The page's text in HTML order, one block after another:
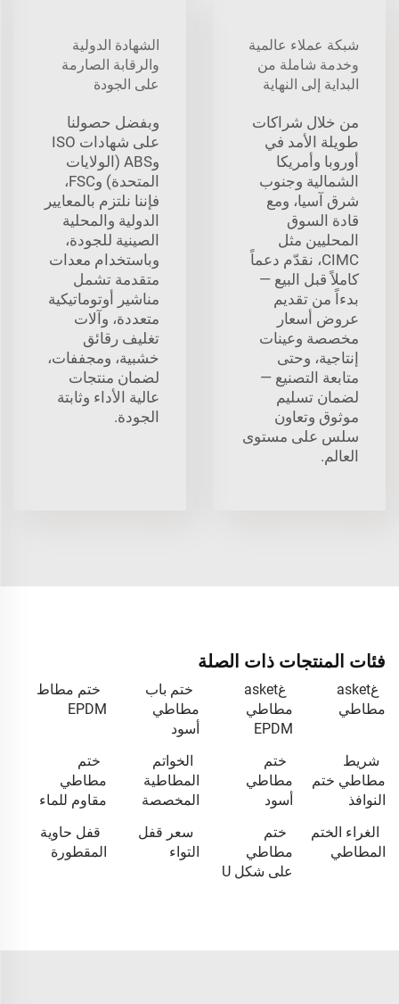
شبكة عملاء عالمية
وخدمة شاملة من
البداية إلى النهاية
من خلال شراكات
طويلة الأمد في
أوروبا وأمريكا
الشمالية وجنوب
شرق آسيا، ومع
قادة السوق
المحليين مثل
CIMC، نقدّم دعماً
كاملاً قبل البيع —
بدءاً من تقديم
عروض أسعار
مخصصة وعينات
إنتاجية، وحتى
متابعة التصنيع —
لضمان تسليم
موثوق وتعاون
سلس على مستوى
العالم.
الشهادة الدولية
والرقابة الصارمة
على الجودة
وبفضل حصولنا
على شهادات ISO
وABS (الولايات
المتحدة) وFSC،
فإننا نلتزم بالمعايير
الدولية والمحلية
الصينية للجودة،
وباستخدام معدات
متقدمة تشمل
مناشير أوتوماتيكية
متعددة، وآلات
تغليف رقائق
خشبية، ومجففات،
لضمان منتجات
عالية الأداء وثابتة
الجودة.
فئات المنتجات ذات الصلة
غasket
مطاطي
غasket
مطاطي
EPDM
ختم باب
مطاطي
أسود
ختم مطاط
EPDM
شريط
مطاطي ختم
النوافذ
ختم
مطاطي
أسود
الخواتم
المطاطية
المخصصة
ختم
مطاطي
مقاوم للماء
الغراء الختم
المطاطي
ختم
مطاطي
على شكل U
سعر قفل
التواء
قفل حاوية
المقطورة